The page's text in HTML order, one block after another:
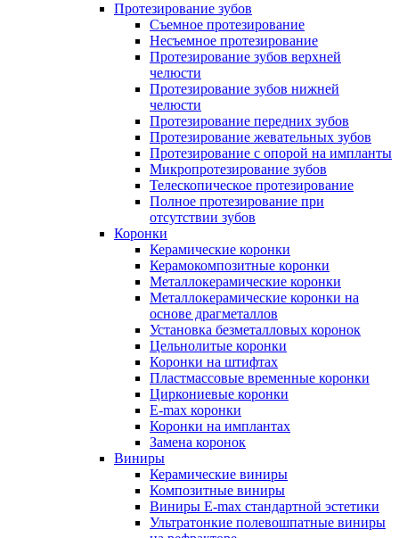
Протезирование зубов
Съемное протезирование
Несъемное протезирование
Протезирование зубов верхней
челюсти
Протезирование зубов нижней
челюсти
Протезирование передних зубов
Протезирование жевательных зубов
Протезирование с опорой на импланты
Микропротезирование зубов
Телескопическое протезирование
Полное протезирование при
отсутствии зубов
Коронки
Керамические коронки
Керамокомпозитные коронки
Металлокерамические коронки
Металлокерамические коронки на
основе драгметаллов
Установка безметалловых коронок
Цельнолитые коронки
Коронки на штифтах
Пластмассовые временные коронки
Циркониевые коронки
E-max коронки
Коронки на имплантах
Замена коронок
Виниры
Керамические виниры
Композитные виниры
Виниры E-max стандартной эстетики
Ультратонкие полевошпатные виниры